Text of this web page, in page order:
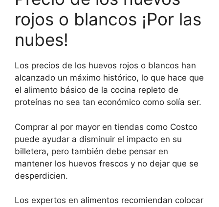
rojos o blancos ¡Por las
nubes!
Los precios de los huevos rojos o blancos han
alcanzado un máximo histórico, lo que hace que
el alimento básico de la cocina repleto de
proteínas no sea tan económico como solía ser.
Comprar al por mayor en tiendas como Costco
puede ayudar a disminuir el impacto en su
billetera, pero también debe pensar en
mantener los huevos frescos y no dejar que se
desperdicien.
Los expertos en alimentos recomiendan colocar